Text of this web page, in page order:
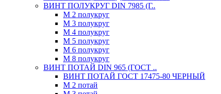
ВИНТ ПОЛУКРУГ DIN 7985 (Г..
М 2 полукруг
М 3 полукруг
М 4 полукруг
М 5 полукруг
М 6 полукруг
М 8 полукруг
ВИНТ ПОТАЙ DIN 965 (ГОСТ ..
ВИНТ ПОТАЙ ГОСТ 17475-80 ЧЕРНЫЙ
М 2 потай